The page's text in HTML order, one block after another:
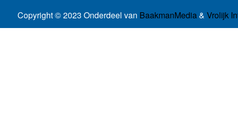
Copyright © 2023 Onderdeel van BaakmanMedia& Vrolijk